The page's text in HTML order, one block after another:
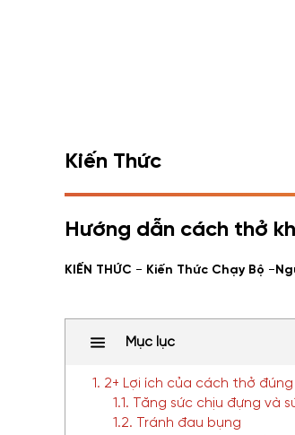
Kiến Thức
Hướng dẫn cách thở
KIẾN THỨC - Kiến Thức Chạy Bộ -
Mục lục
1. 2+ Lợi ích của cách thở
1.1. Tăng sức chịu đựng và
1.2. Tránh đau bụng